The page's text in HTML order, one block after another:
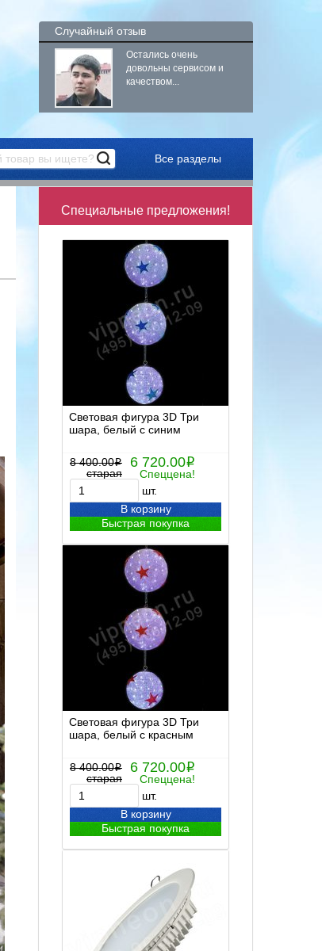
Случайный отзыв
Остались очень
довольны сервисом и
качеством...
Все разделы
Специальные предложения!
Световая фигура 3D Три
шара, белый с синим
8 400.00i
старая
6 720.00i
Спеццена!
шт.
В корзину
Быстрая покупка
Световая фигура 3D Три
шара, белый с красным
8 400.00i
старая
6 720.00i
Спеццена!
шт.
В корзину
Быстрая покупка